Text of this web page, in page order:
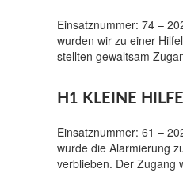
Einsatznummer: 74 –
wurden wir zu einer
stellten gewaltsam
H1 KLEINE
Einsatznummer: 61 –
wurde die Alarmierung
verblieben. Der Zugang